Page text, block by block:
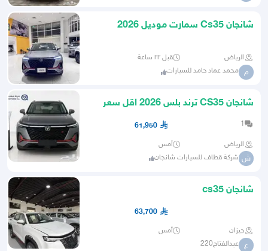
شانجان Cs35 سمارت موديل 2026
الرياض قبل ٢٢ ساعة
م محمد عماد حامد للسيارات
شانجان CS35 ترند بلس 2026 اقل سعر
للكاش عرض خاص
1
61,950
الرياض أمس
ش شركة قطاف للسيارات شانجان
شانجان cs35
63,700
جيزان أمس
ع عبدالفتاح220